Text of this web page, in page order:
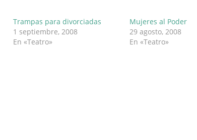
Trampas para divorciadas
1 septiembre, 2008
En «Teatro»
Mujeres al Poder
29 agosto, 2008
En «Teatro»